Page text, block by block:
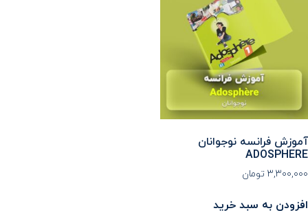
آموزش فرانسه نوجوانان
ADOSPHERE
۳,۳۰۰,۰۰۰ تومان
افزودن به سبد خرید